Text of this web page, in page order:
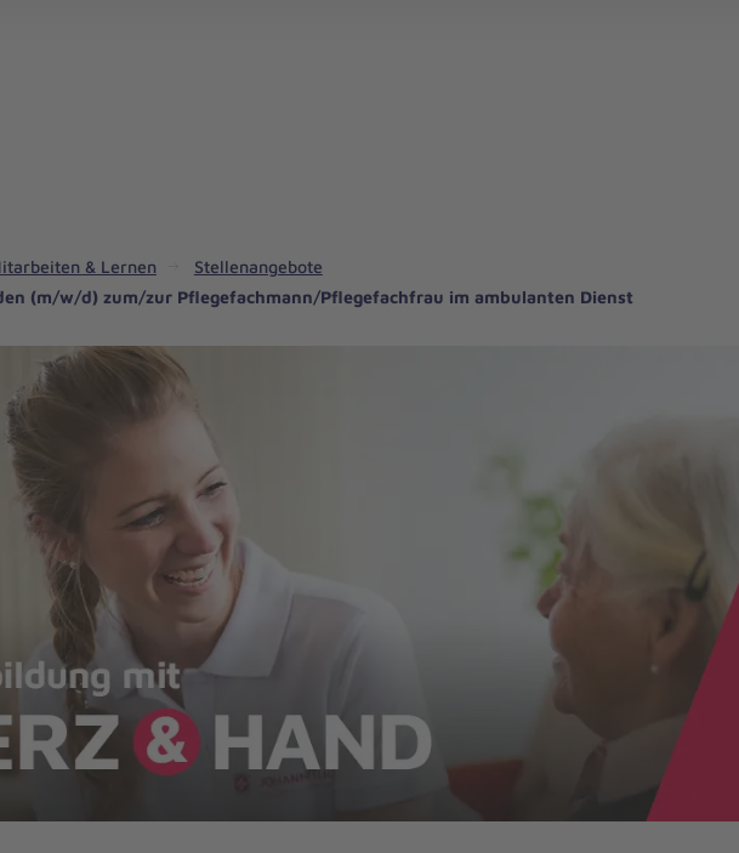
& Lernen
Stellenangebote
(m/w/d) zum/zur Pflegefachmann/Pflegefachfrau im ambulanten Dienst